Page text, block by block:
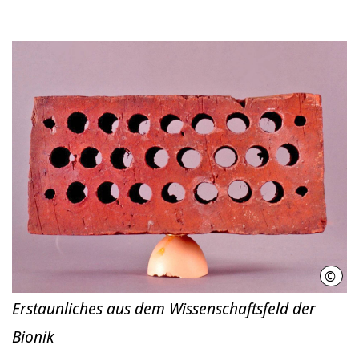
©
Erstaunliches aus dem Wissenschaftsfeld der
Bionik